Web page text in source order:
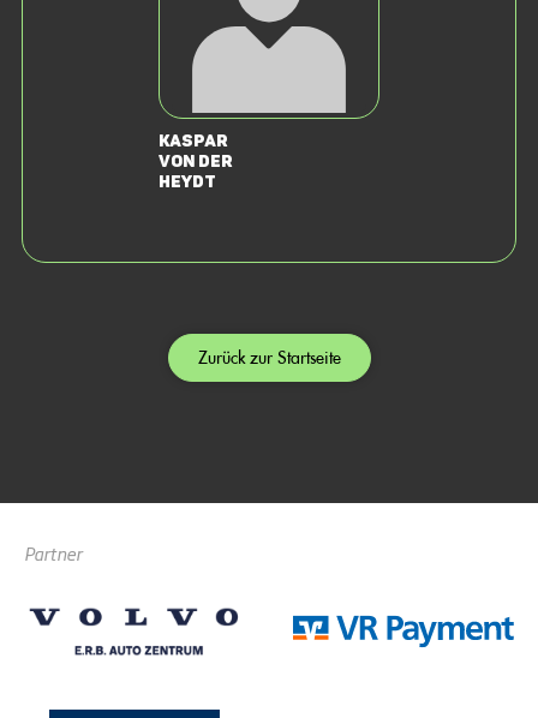
Kaspar
von der
Heydt
Zurück zur Startseite
Partner